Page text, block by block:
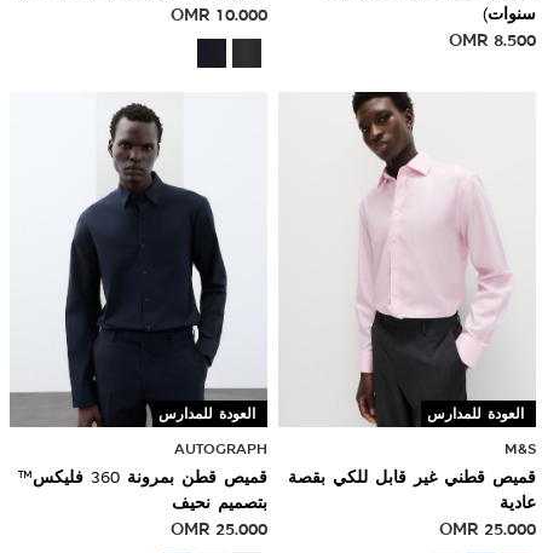
سنوات)
OMR 8.500
OMR 10.000
العودة للمدارس
M&S
قميص قطني غير قابل للكي بقصة
عادية
OMR 25.000
العودة للمدارس
AUTOGRAPH
قميص قطن بمرونة 360 فليكس™
بتصميم نحيف
OMR 25.000